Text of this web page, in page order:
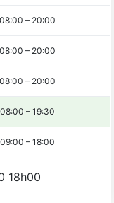
08:00 – 20:00
08:00 – 20:00
08:00 – 20:00
08:00 –19:30
09:00 –18:00
18h00